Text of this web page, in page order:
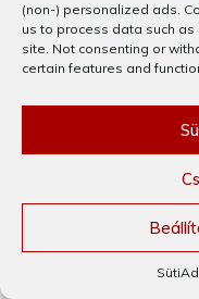
(non-) personalized ads.
us to process data such
site. Not consenting or
certain features and
Süti
Süti („cookie”)